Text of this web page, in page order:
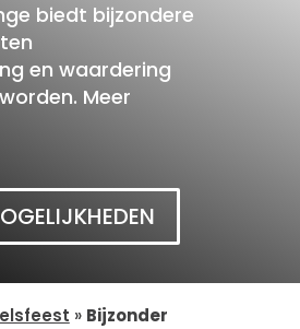
biedt bijzondere
en waardering
Meer
» Bijzonder